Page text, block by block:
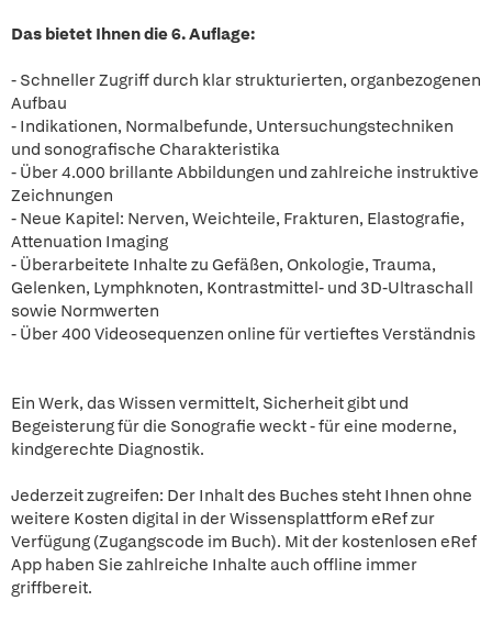
Das bietet Ihnen die 6. Auflage:
- Schneller Zugriff durch klar strukturierten, organbezogenen
Aufbau
- Indikationen, Normalbefunde, Untersuchungstechniken
und sonografische Charakteristika
- Über 4.000 brillante Abbildungen und zahlreiche instruktive
Zeichnungen
- Neue Kapitel: Nerven, Weichteile, Frakturen, Elastografie,
Attenuation Imaging
- Überarbeitete Inhalte zu Gefäßen, Onkologie, Trauma,
Gelenken, Lymphknoten, Kontrastmittel- und 3D-Ultraschall
sowie Normwerten
- Über 400 Videosequenzen online für vertieftes Verständnis
Ein Werk, das Wissen vermittelt, Sicherheit gibt und
Begeisterung für die Sonografie weckt - für eine moderne,
kindgerechte Diagnostik.
Jederzeit zugreifen: Der Inhalt des Buches steht Ihnen ohne
weitere Kosten digital in der Wissensplattform eRef zur
Verfügung (Zugangscode im Buch). Mit der kostenlosen eRef
App haben Sie zahlreiche Inhalte auch offline immer
griffbereit.